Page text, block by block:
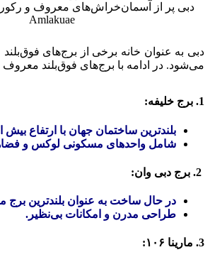
دبی پر از آسمان‌خراش‌های معروف و
Amlakuae
دبی به عنوان خانه برخی از برج‌های
می‌شود. در ادامه با برج‌های فوق‌بلند
1. برج خلیفه:
بلندترین ساختمان جهان با ارتفاع بیش از ۸۲۸
شامل واحدهای مسکونی لوکس و
در حال ساخت به عنوان بلندترین
طراحی مدرن و امکانات بی‌نظیر.
3. مارینا ۱۰۶: